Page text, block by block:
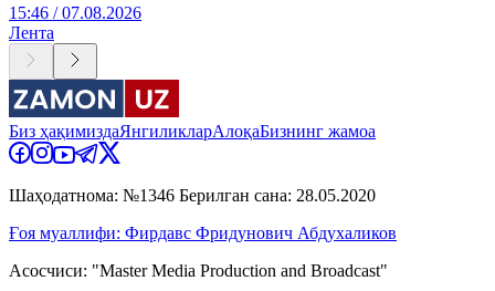
15:46 / 07.08.2026
Лента
Биз ҳақимиздаЯнгиликларАлоқаБизнинг жамоа
Шаҳодатнома: №1346 Берилган сана: 28.05.2020
Ғоя муаллифи: Фирдавс Фридунович Абдухаликов
Асосчиси: "Master Media Production and Broadcast"